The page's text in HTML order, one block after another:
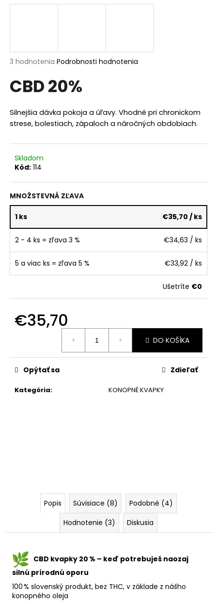
Priemerné
produktu
je
5
hviezdičiek.
3 hodnotenia Podrobnosti hodnotenia
CBD 20%
Silnejšia dávka pokoja a úľavy. Vhodné pri chronickom
strese, bolestiach, zápaloch a náročných obdobiach.
Skladom
Kód: 114
MNOŽSTEVNÁ ZĽAVA
1 ks €35,70 / ks
2 - 4 ks = zľava 3 % €34,63 / ks
5 a viac ks = zľava 5 % €33,92 / ks
Ušetríte €0
€35,70
DO KOŠÍKA
Kategória: KONOPNÉ KVAPKY
Opýtať sa Zdieľať
Popis Súvisiace (8)
Podobné (4)
Hodnotenie (3)
Diskusia
CBD kvapky 20 % – keď potrebuješ naozaj
silnú prírodnú oporu
100 % slovenský produkt, bez THC, v základe z nášho
konopného oleja
ť
?
HĽADAŤ
O
d
o
r
ú
č
a
m
e